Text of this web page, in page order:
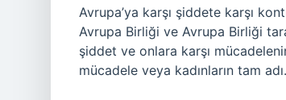
Avrupa’ya karşı şiddete karşı
Avrupa Birliği ve Avrupa Birliği
şiddet ve onlara karşı
mücadele veya kadınların tam adı.